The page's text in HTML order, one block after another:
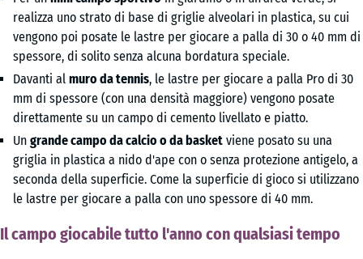
realizza uno strato di base di griglie alveolari in plastica, su cui
vengono poi posate le lastre per giocare a palla di 30 o 40 mm di
spessore, di solito senza alcuna bordatura speciale.
Davanti al muro da tennis, le lastre per giocare a palla Pro di 30
mm di spessore (con una densità maggiore) vengono posate
direttamente su un campo di cemento livellato e piatto.
Un grande campo da calcio o da basket viene posato su una
griglia in plastica a nido d'ape con o senza protezione antigelo, a
seconda della superficie. Come la superficie di gioco si utilizzano
le lastre per giocare a palla con uno spessore di 40 mm.
Il campo giocabile tutto l'anno con qualsiasi tempo